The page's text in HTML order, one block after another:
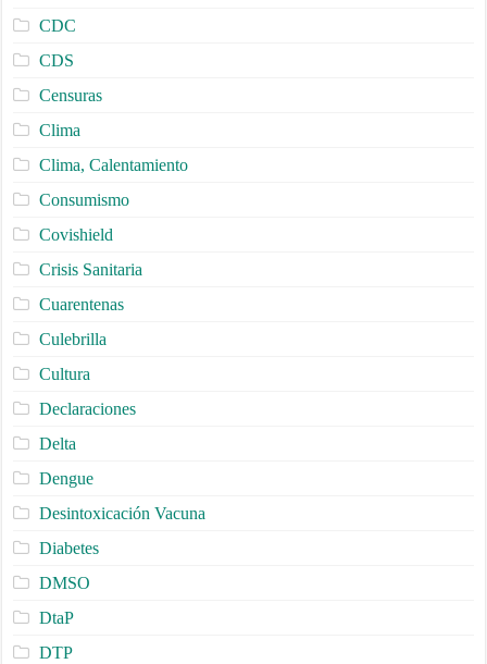
CDC
CDS
Censuras
Clima
Clima, Calentamiento
Consumismo
Covishield
Crisis Sanitaria
Cuarentenas
Culebrilla
Cultura
Declaraciones
Delta
Dengue
Desintoxicación Vacuna
Diabetes
DMSO
DtaP
DTP